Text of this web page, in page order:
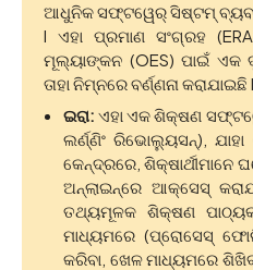
ଆଧୁନିକ ସଫ୍ଟୱେର୍ ସିଷ୍ଟମ୍
I ଏହା ପ୍ରମାଣ ସଂଗ୍ରହ
ମୂଲ୍ୟାଙ୍କନ (OES) ପାଇଁ ଏକ
ତାହା ନିମ୍ନରେ ବର୍ଣ୍ଣନା କରାଯାଇଛି I
ଇରା: ଏହା ଏକ ଶିକ୍ଷଣ
ଲର୍ଣ୍ଣିଂ ରିଭୋଲ୍ୟୁସନ୍),
କେନ୍ଦ୍ରରେ, ଶିକ୍ଷାର୍ଥୀମାନେ
ଅନ୍᠎᠎᠎᠎ଲାଇନ୍᠎᠎᠎ରେ᠎᠎᠎᠎᠎᠎᠎᠎᠎᠎ ଆକ୍ସେସ୍
ତଥ୍ୟମୂଳକ ଶିକ୍ଷଣ
ମାଧ୍ୟମରେ (ପ୍ରୋସେସ୍
କରିବା, ଖେଳ ମାଧ୍ୟମରେ